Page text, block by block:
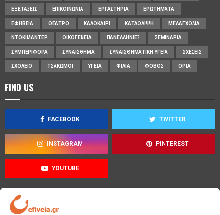
ΕΞΕΤΆΣΕΙΣ ΕΠΙΚΟΙΝΩΝΊΑ ΕΡΓΑΣΤΉΡΙΑ ΕΡΩΤΉΜΑΤΑ
ΕΦΗΒΕΊΑ ΘΈΑΤΡΟ ΚΑΛΟΚΑΊΡΙ ΚΑΤΆΘΛΙΨΗ ΜΕΛΑΓΧΟΛΊΑ
ΝΤΟΚΙΜΑΝΤΈΡ ΟΙΚΟΓΈΝΕΙΑ ΠΑΝΕΛΛΉΝΙΕΣ ΣΕΜΙΝΆΡΙΑ
ΣΥΜΠΕΡΙΦΟΡΆ ΣΥΝΑΊΣΘΗΜΑ ΣΥΝΑΙΣΘΗΜΑΤΙΚΉ ΥΓΕΊΑ ΣΧΈΣΕΙΣ
ΣΧΟΛΕΊΟ ΤΣΑΚΩΜΟΊ ΥΓΕΊΑ ΦΙΛΊΑ ΦΌΒΟΣ ΌΡΙΑ
FIND US
FACEBOOK TWITTER
INSTAGRAM PINTEREST
YOUTUBE